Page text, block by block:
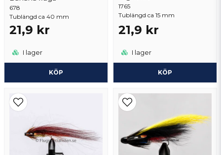
678
Tublängd ca 40 mm
21,9 kr
I lager
KÖP
1765
Tublängd ca 15 mm
21,9 kr
I lager
KÖP
Skicka fråga